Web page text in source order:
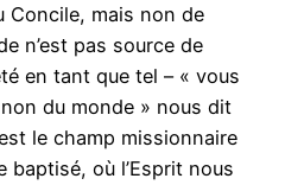
Concile, mais non de
n’est pas source de
en tant que tel – « vous
du monde » nous dit
le champ missionnaire
baptisé, où l’Esprit nous